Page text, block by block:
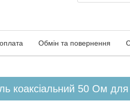
Обмін та повернення
коаксіальний 50 Ом